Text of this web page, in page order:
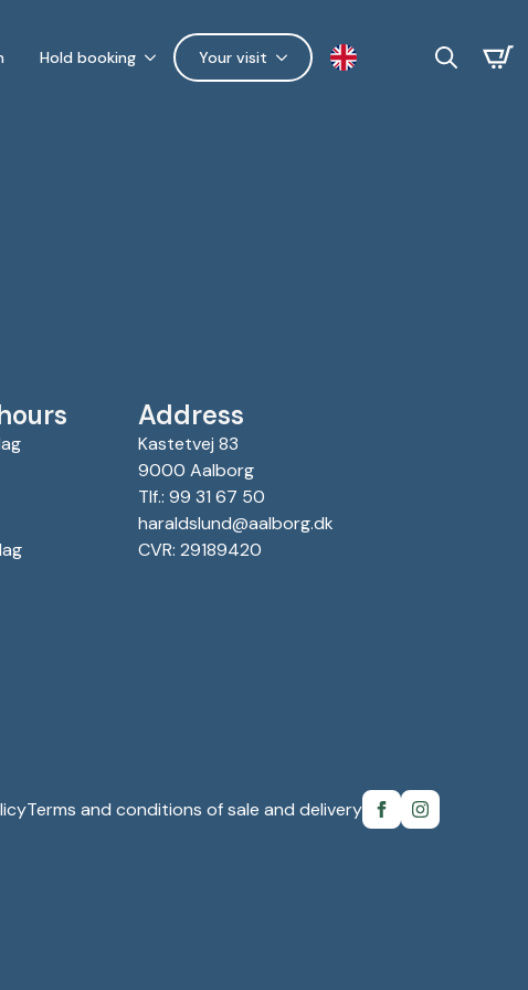
Hold booking Your visit
Address
Kastetvej 83
9000 Aalborg
Tlf.: 99 31 67 50
haraldslund@aalborg.dk
CVR: 29189420
Terms and conditions of sale and delivery